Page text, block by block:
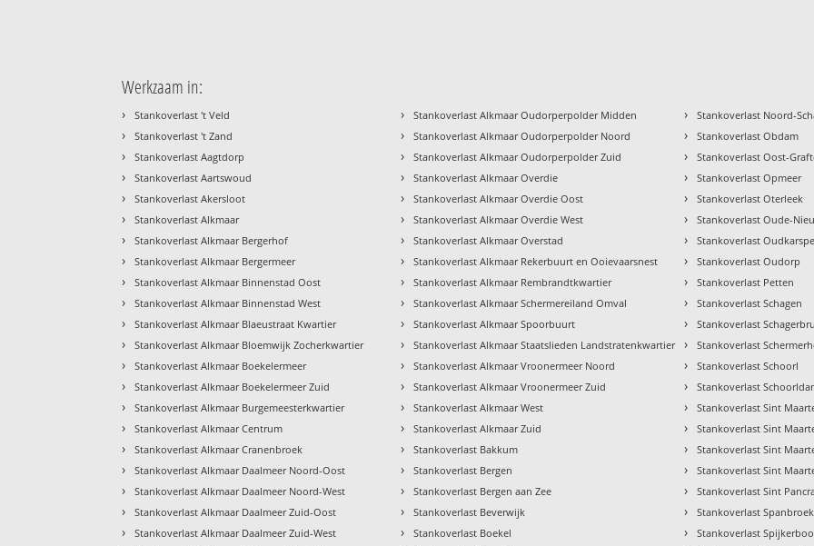
Werkzaam in:
› Stankoverlast 't Veld
› Stankoverlast 't Zand
› Stankoverlast Aagtdorp
› Stankoverlast Aartswoud
› Stankoverlast Akersloot
› Stankoverlast Alkmaar
› Stankoverlast Alkmaar Bergerhof
› Stankoverlast Alkmaar Bergermeer
› Stankoverlast Alkmaar Binnenstad Oost
› Stankoverlast Alkmaar Binnenstad West
› Stankoverlast Alkmaar Blaeustraat Kwartier
› Stankoverlast Alkmaar Bloemwijk Zocherkwartier
› Stankoverlast Alkmaar Boekelermeer
› Stankoverlast Alkmaar Boekelermeer Zuid
› Stankoverlast Alkmaar Burgemeesterkwartier
› Stankoverlast Alkmaar Centrum
› Stankoverlast Alkmaar Cranenbroek
› Stankoverlast Alkmaar Daalmeer Noord-Oost
› Stankoverlast Alkmaar Daalmeer Noord-West
› Stankoverlast Alkmaar Daalmeer Zuid-Oost
› Stankoverlast Alkmaar Daalmeer Zuid-West
› Stankoverlast Alkmaar Oudorperpolder Midden
› Stankoverlast Alkmaar Oudorperpolder Noord
› Stankoverlast Alkmaar Oudorperpolder Zuid
› Stankoverlast Alkmaar Overdie
› Stankoverlast Alkmaar Overdie Oost
› Stankoverlast Alkmaar Overdie West
› Stankoverlast Alkmaar Overstad
› Stankoverlast Alkmaar Rekerbuurt en Ooievaarsnest
› Stankoverlast Alkmaar Rembrandtkwartier
› Stankoverlast Alkmaar Schermereiland Omval
› Stankoverlast Alkmaar Spoorbuurt
› Stankoverlast Alkmaar Staatslieden Landstratenkwartier
› Stankoverlast Alkmaar Vroonermeer Noord
› Stankoverlast Alkmaar Vroonermeer Zuid
› Stankoverlast Alkmaar West
› Stankoverlast Alkmaar Zuid
› Stankoverlast Bakkum
› Stankoverlast Bergen
› Stankoverlast Bergen aan Zee
› Stankoverlast Beverwijk
› Stankoverlast Boekel
› Stankoverlast Noord-
› Stankoverlast Obdam
› Stankoverlast Oost-
› Stankoverlast Opmeer
› Stankoverlast Oterleek
› Stankoverlast Oude-
› Stankoverlast
› Stankoverlast Oudorp
› Stankoverlast Petten
› Stankoverlast Schagen
› Stankoverlast
› Stankoverlast
› Stankoverlast Schoorl
› Stankoverlast
› Stankoverlast Sint
› Stankoverlast Sint
› Stankoverlast Sint
› Stankoverlast Sint
› Stankoverlast Sint
› Stankoverlast Spanbroek
› Stankoverlast